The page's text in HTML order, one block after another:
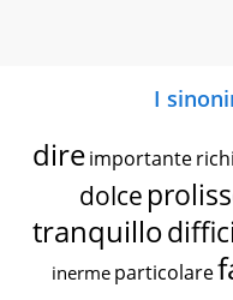
I
dire importante
dolce
tranquillo
inerme particolare